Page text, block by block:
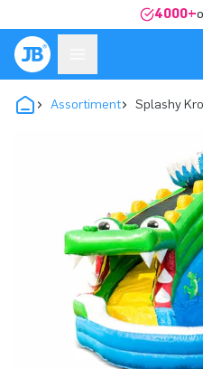
4000+
Assortiment Splashy